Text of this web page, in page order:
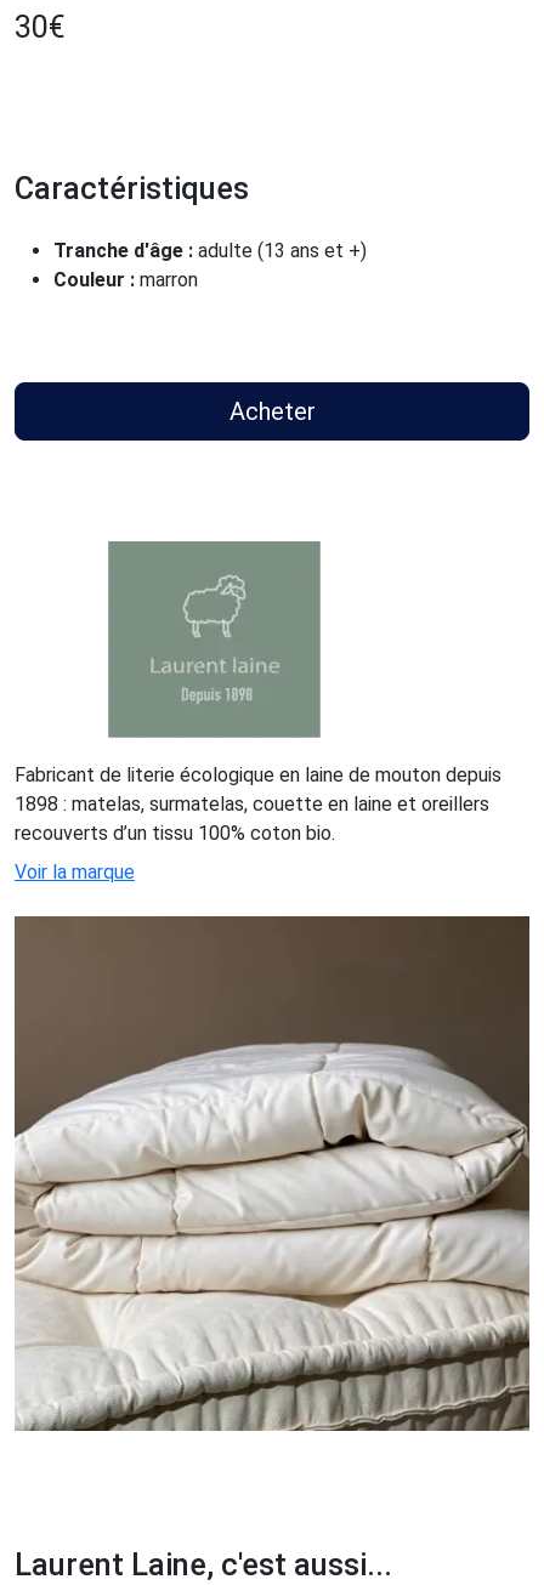
30€
Caractéristiques
Tranche d'âge : adulte (13 ans et +)
Couleur : marron
Acheter
Fabricant de literie écologique en laine de mouton depuis
1898 : matelas, surmatelas, couette en laine et oreillers
recouverts d’un tissu 100% coton bio.
Voir la marque
Laurent Laine, c'est aussi...